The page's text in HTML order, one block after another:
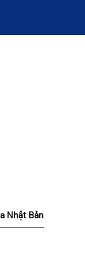
Nhật Bản